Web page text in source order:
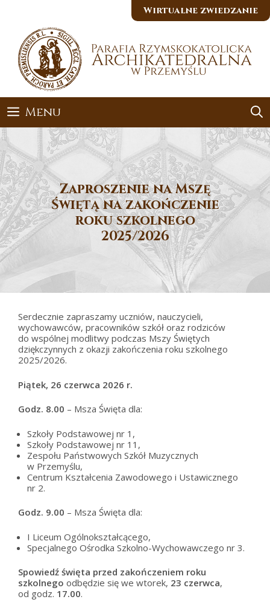
Wirtualne zwiedzanie
Menu
Zaproszenie na Mszę
Świętą na zakończenie
roku szkolnego
2025/2026
Serdecznie zapraszamy uczniów, nauczycieli,
wychowawców, pracowników szkół oraz rodziców
do wspólnej modlitwy podczas Mszy Świętych
dziękczynnych z okazji zakończenia roku szkolnego
2025/2026.
Piątek, 26 czerwca 2026 r.
Godz. 8.00 – Msza Święta dla:
Szkoły Podstawowej nr 1,
Szkoły Podstawowej nr 11,
Zespołu Państwowych Szkół Muzycznych
w Przemyślu,
Centrum Kształcenia Zawodowego i Ustawicznego
nr 2.
Godz. 9.00 – Msza Święta dla:
I Liceum Ogólnokształcącego,
Specjalnego Ośrodka Szkolno-Wychowawczego nr 3.
Spowiedź święta przed zakończeniem roku
szkolnego odbędzie się we wtorek, 23 czerwca,
od godz. 17.00.